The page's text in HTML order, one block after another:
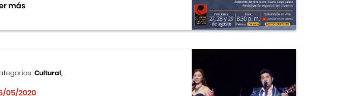
más
Cultural,
05/2020